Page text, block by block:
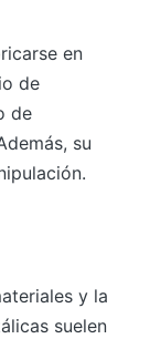
en
de
de
su
y la
suelen